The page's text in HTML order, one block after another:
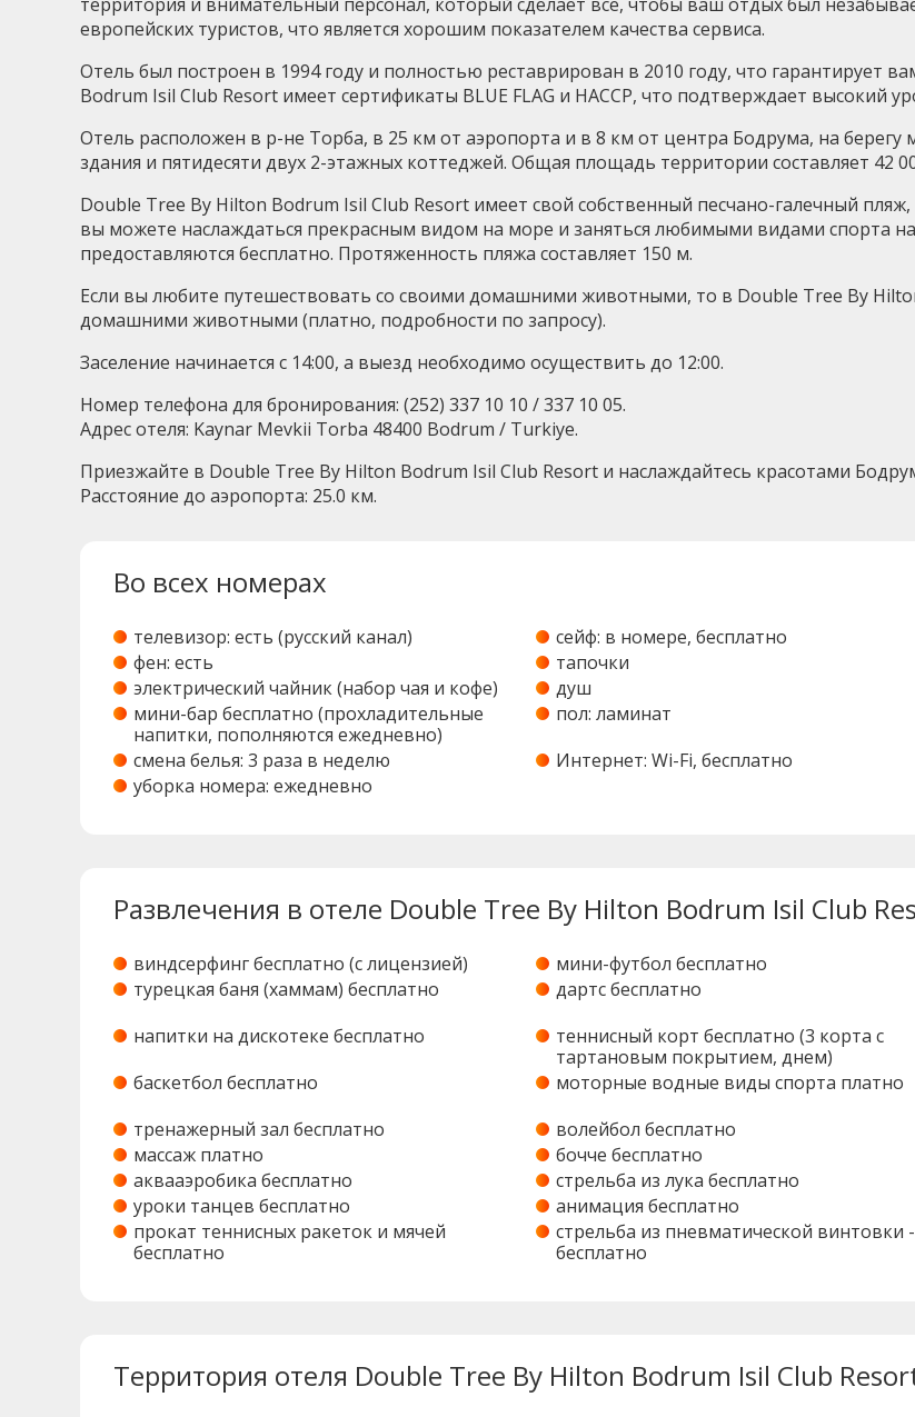
европейских туристов, что является хорошим показателем качества сервиса.
Отель был построен в 1994 году и полностью реставрирован в 2010 году, что гарантирует
Bodrum Isil Club Resort имеет сертификаты BLUE FLAG и HACCP, что подтверждает высокий
Отель расположен в р-не Торба, в 25 км от аэропорта и в 8 км от центра Бодрума, на берегу
здания и пятидесяти двух 2-этажных коттеджей. Общая площадь территории составляет 42
Double Tree By Hilton Bodrum Isil Club Resort имеет свой собственный песчано-галечный
вы можете наслаждаться прекрасным видом на море и заняться любимыми видами спорта
предоставляются бесплатно. Протяженность пляжа составляет 150 м.
Если вы любите путешествовать со своими домашними животными, то в Double Tree By
домашними животными (платно, подробности по запросу).
Заселение начинается с 14:00, а выезд необходимо осуществить до 12:00.
Номер телефона для бронирования: (252) 337 10 10 / 337 10 05.
Адрес отеля: Kaynar Mevkii Torba 48400 Bodrum / Turkiye.
Приезжайте в Double Tree By Hilton Bodrum Isil Club Resort и наслаждайтесь красотами
Расстояние до аэропорта: 25.0 км.
Во всех номерах
телевизор: есть (русский канал) сейф: в номере, бесплатно
фен: есть
тапочки
электрический чайник (набор чая и кофе)
душ
мини-бар бесплатно (прохладительные
напитки, пополняются ежедневно)
пол: ламинат
смена белья: 3 раза в неделю
Интернет: Wi-Fi, бесплатно
уборка номера: ежедневно
Развлечения в отеле Double Tree By Hilton Bodrum Isil Club
виндсерфинг бесплатно (с лицензией) мини-футбол бесплатно
турецкая баня (хаммам) бесплатно
дартс бесплатно
напитки на дискотеке бесплатно
теннисный корт бесплатно (3 корта с
тартановым покрытием, днем)
баскетбол бесплатно
моторные водные виды спорта платно
тренажерный зал бесплатно
волейбол бесплатно
массаж платно
бочче бесплатно
аквааэробика бесплатно
стрельба из лука бесплатно
уроки танцев бесплатно
анимация бесплатно
прокат теннисных ракеток и мячей
бесплатно
стрельба из пневматической винтовки -
бесплатно
Территория отеля Double Tree By Hilton Bodrum Isil Club